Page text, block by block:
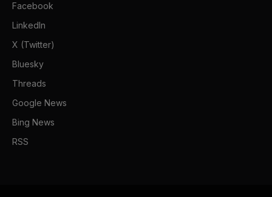
Facebook
LinkedIn
X (Twitter)
Bluesky
Threads
Google News
Bing News
RSS